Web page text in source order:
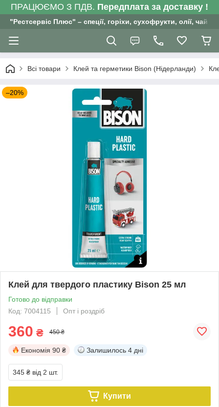
ПРАЦЮЄМО З ПДВ. Передплата за доставку !
"Рестсервіс Плюс" – спеції, горіхи, сухофрукти, олії, чай ,
Всі товари Клей та герметики Bison (Нідерланди)
–20%
Клей для твердого пластику Bison 25 мл
Готово до відправки
Код: 7004115
Опт і роздріб
360 ₴ 450 ₴
Економія 90 ₴ Залишилось 4 дні
345 ₴ від 2 шт.
Купити